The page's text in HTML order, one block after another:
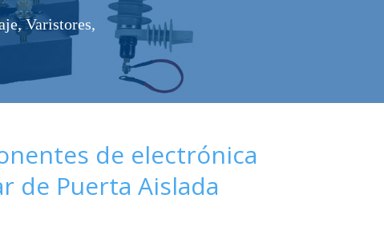
Varistores,
de electrónica
de Puerta Aislada